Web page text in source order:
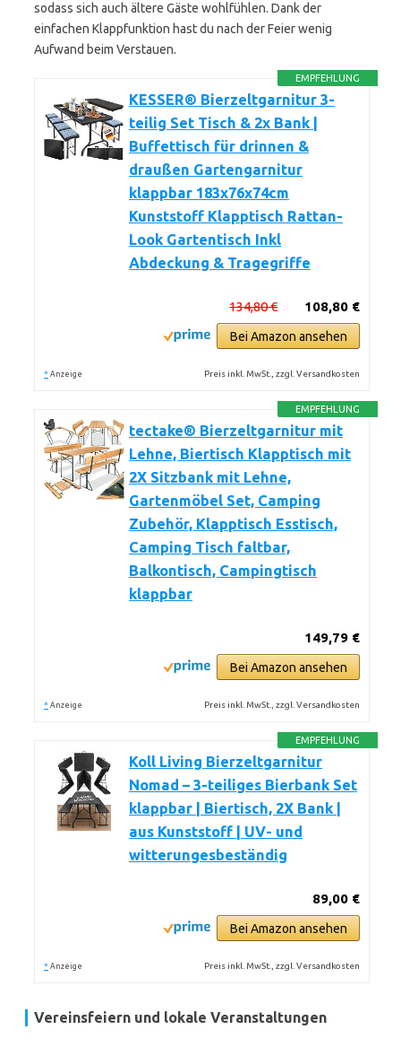
sodass sich auch ältere Gäste wohlfühlen. Dank der
einfachen Klappfunktion hast du nach der Feier wenig
Aufwand beim Verstauen.
EMPFEHLUNG
KESSER® Bierzeltgarnitur 3-
teilig Set Tisch & 2x Bank |
Buffettisch für drinnen &
draußen Gartengarnitur
klappbar 183x76x74cm
Kunststoff Klapptisch Rattan-
Look Gartentisch Inkl
Abdeckung & Tragegriffe
108,80 €
134,80 €
Bei Amazon ansehen
* Anzeige Preis inkl. MwSt., zzgl. Versandkosten
EMPFEHLUNG
tectake® Bierzeltgarnitur mit
Lehne, Biertisch Klapptisch mit
2X Sitzbank mit Lehne,
Gartenmöbel Set, Camping
Zubehör, Klapptisch Esstisch,
Camping Tisch faltbar,
Balkontisch, Campingtisch
klappbar
149,79 €
Bei Amazon ansehen
* Anzeige Preis inkl. MwSt., zzgl. Versandkosten
EMPFEHLUNG
Koll Living Bierzeltgarnitur
Nomad – 3-teiliges Bierbank Set
klappbar | Biertisch, 2X Bank |
aus Kunststoff | UV- und
witterungesbeständig
89,00 €
Bei Amazon ansehen
* Anzeige Preis inkl. MwSt., zzgl. Versandkosten
Vereinsfeiern und lokale Veranstaltungen